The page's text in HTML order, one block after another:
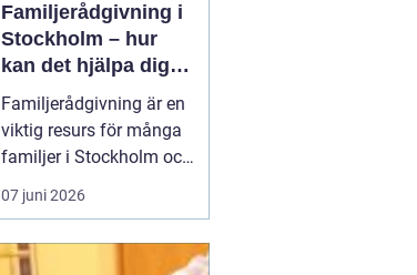
Familjerådgivning i
Stockholm – hur
kan det hjälpa dig
och din familj
Familjerådgivning är en
viktig resurs för många
familjer i Stockholm och
runt om i Sverige.
Genom att ta emot stöd
erfarna terapeuter kan
07 juni 2026